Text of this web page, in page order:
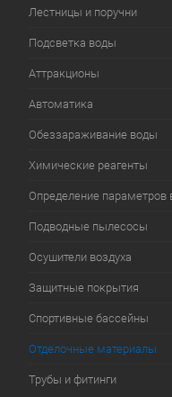
Лестницы и поручни
Подсветка воды
Аттракционы
Автоматика
Обеззараживание воды
Химические реагенты
Определение параметров
Подводные пылесосы
Осушители воздуха
Защитные покрытия
Спортивные бассейны
Отделочные материалы
Трубы и фитинги